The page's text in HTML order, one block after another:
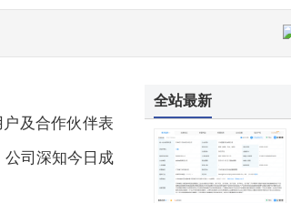
及合作伙伴表
司深知今日成
全站最新